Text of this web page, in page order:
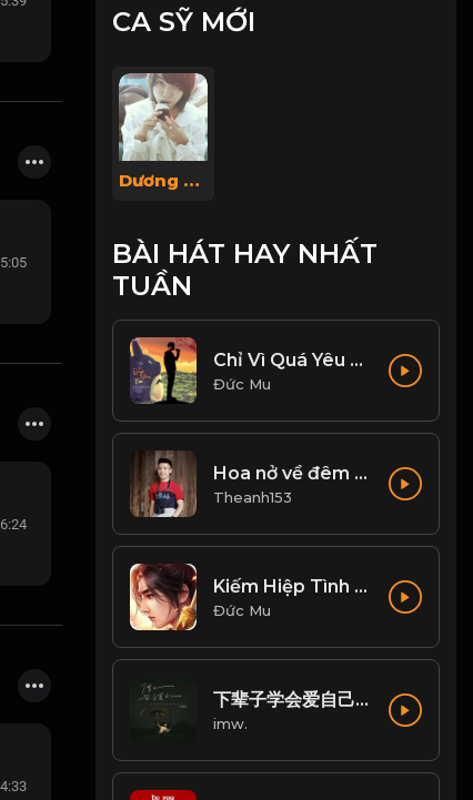
5:05
6:24
4:33
CA SỸ MỚI
Dương Thanh Lin
BÀI HÁT HAY NHẤT
TUẦN
Chỉ Vì Quá Yêu Em - Huy Vạc, Tiến Nguyễn Cover
Đức Mu
Hoa nở về đêm cover
Theanh153
Kiếm Hiệp Tình -剑侠情 | Trần Phi Bình
Đức Mu
下辈子学会爱自己 (Live合唱版)
imw.